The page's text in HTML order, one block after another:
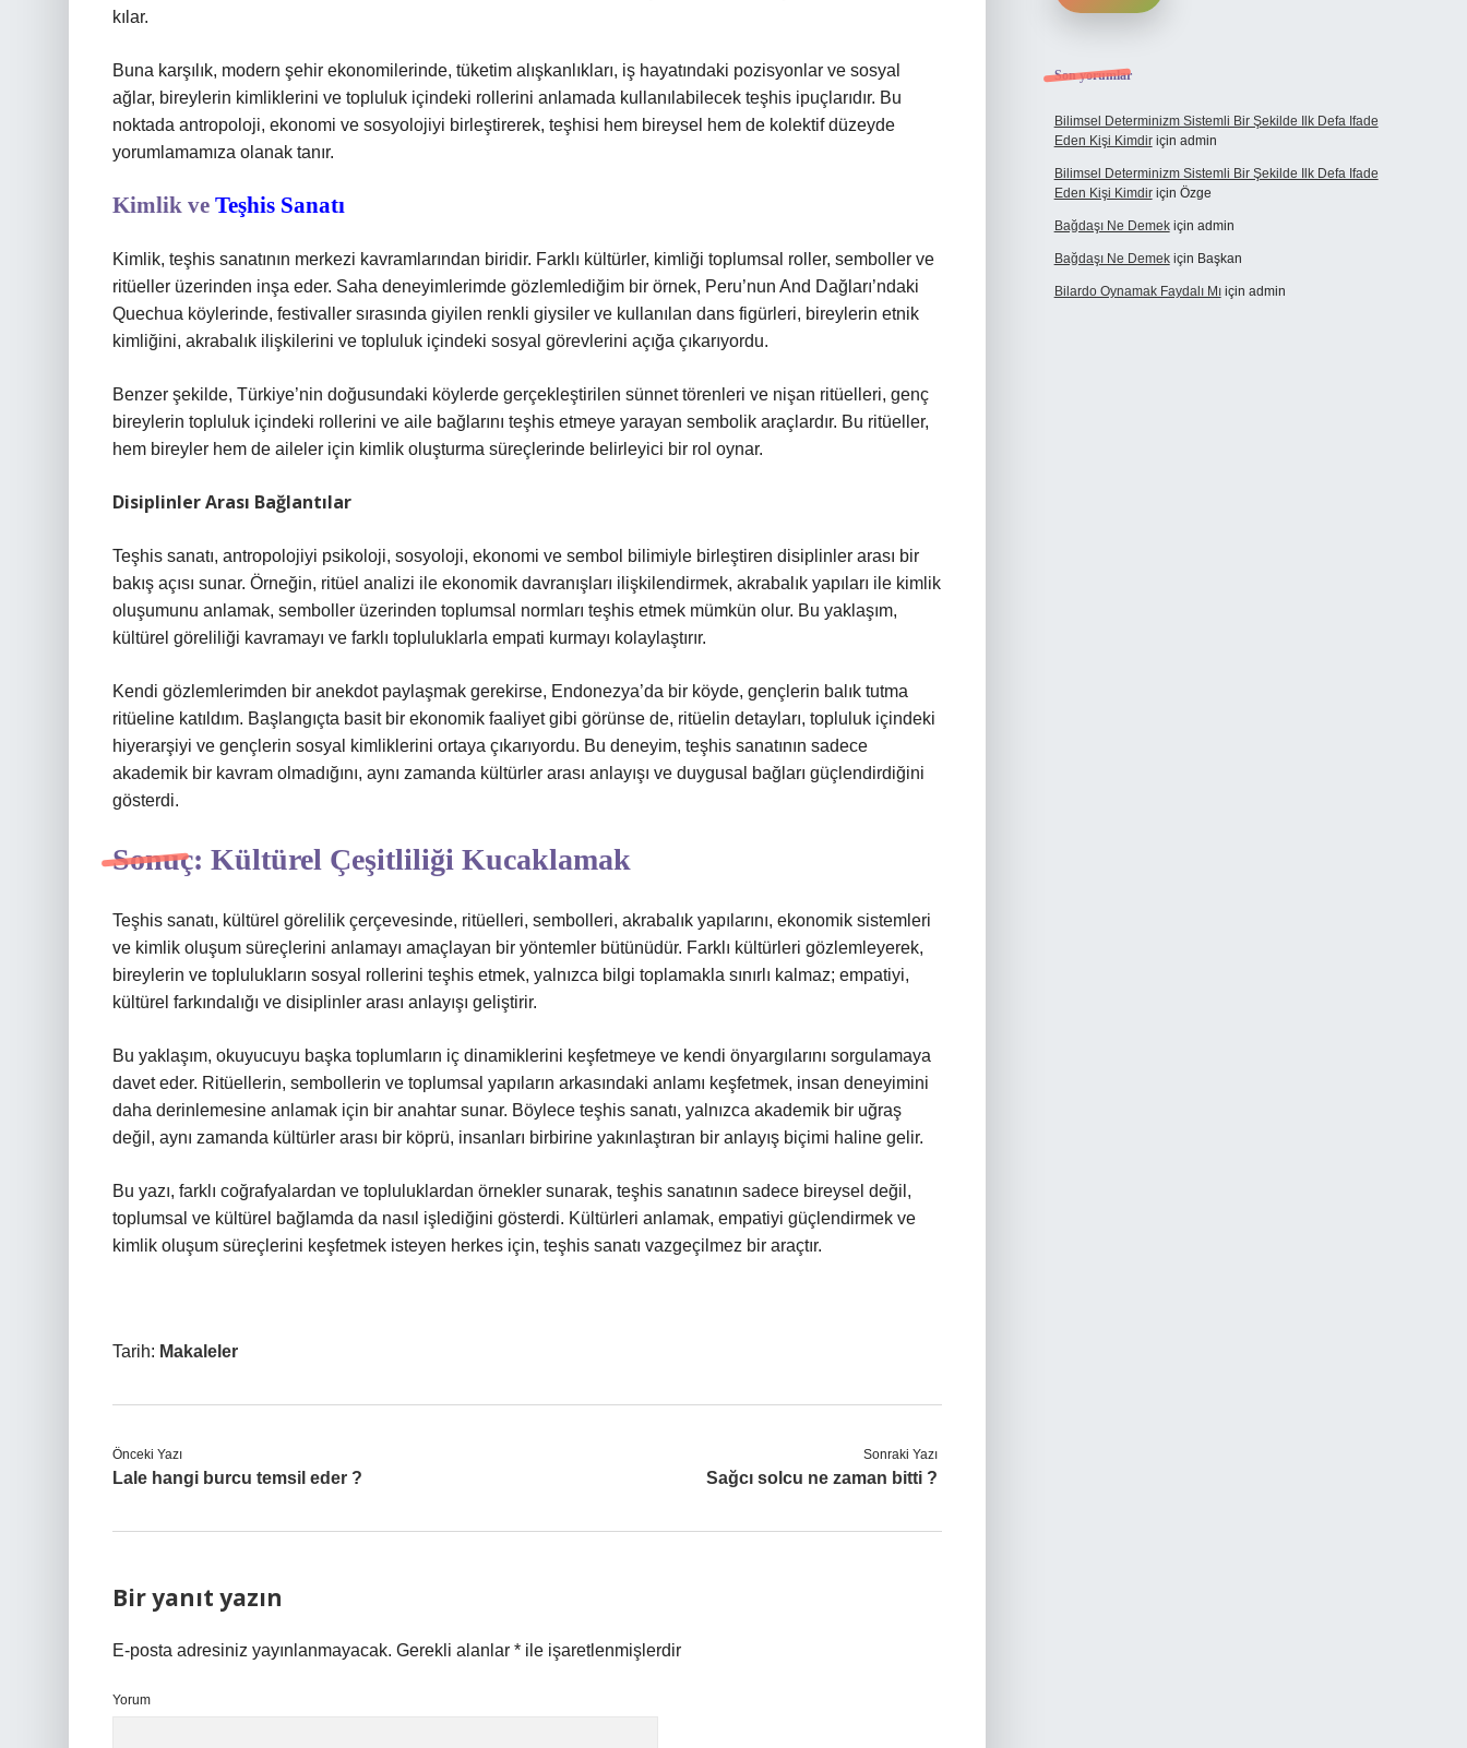
kılar.
Buna karşılık, modern şehir ekonomilerinde, tüketim alışkanlıkları, iş hayatındaki pozisyonlar ve sosyal
ağlar, bireylerin kimliklerini ve topluluk içindeki rollerini anlamada kullanılabilecek teşhis ipuçlarıdır. Bu
noktada antropoloji, ekonomi ve sosyolojiyi birleştirerek, teşhisi hem bireysel hem de kolektif düzeyde
yorumlamamıza olanak tanır.
Kimlik ve Teşhis Sanatı
Kimlik, teşhis sanatının merkezi kavramlarından biridir. Farklı kültürler, kimliği toplumsal roller, semboller ve
ritüeller üzerinden inşa eder. Saha deneyimlerimde gözlemlediğim bir örnek, Peru’nun And Dağları’ndaki
Quechua köylerinde, festivaller sırasında giyilen renkli giysiler ve kullanılan dans figürleri, bireylerin etnik
kimliğini, akrabalık ilişkilerini ve topluluk içindeki sosyal görevlerini açığa çıkarıyordu.
Benzer şekilde, Türkiye’nin doğusundaki köylerde gerçekleştirilen sünnet törenleri ve nişan ritüelleri, genç
bireylerin topluluk içindeki rollerini ve aile bağlarını teşhis etmeye yarayan sembolik araçlardır. Bu ritüeller,
hem bireyler hem de aileler için kimlik oluşturma süreçlerinde belirleyici bir rol oynar.
Disiplinler Arası Bağlantılar
Teşhis sanatı, antropolojiyi psikoloji, sosyoloji, ekonomi ve sembol bilimiyle birleştiren disiplinler arası bir
bakış açısı sunar. Örneğin, ritüel analizi ile ekonomik davranışları ilişkilendirmek, akrabalık yapıları ile kimlik
oluşumunu anlamak, semboller üzerinden toplumsal normları teşhis etmek mümkün olur. Bu yaklaşım,
kültürel göreliliği kavramayı ve farklı topluluklarla empati kurmayı kolaylaştırır.
Kendi gözlemlerimden bir anekdot paylaşmak gerekirse, Endonezya’da bir köyde, gençlerin balık tutma
ritüeline katıldım. Başlangıçta basit bir ekonomik faaliyet gibi görünse de, ritüelin detayları, topluluk içindeki
hiyerarşiyi ve gençlerin sosyal kimliklerini ortaya çıkarıyordu. Bu deneyim, teşhis sanatının sadece
akademik bir kavram olmadığını, aynı zamanda kültürler arası anlayışı ve duygusal bağları güçlendirdiğini
gösterdi.
Sonuç: Kültürel Çeşitliliği Kucaklamak
Teşhis sanatı, kültürel görelilik çerçevesinde, ritüelleri, sembolleri, akrabalık yapılarını, ekonomik sistemleri
ve kimlik oluşum süreçlerini anlamayı amaçlayan bir yöntemler bütünüdür. Farklı kültürleri gözlemleyerek,
bireylerin ve toplulukların sosyal rollerini teşhis etmek, yalnızca bilgi toplamakla sınırlı kalmaz; empatiyi,
kültürel farkındalığı ve disiplinler arası anlayışı geliştirir.
Bu yaklaşım, okuyucuyu başka toplumların iç dinamiklerini keşfetmeye ve kendi önyargılarını sorgulamaya
davet eder. Ritüellerin, sembollerin ve toplumsal yapıların arkasındaki anlamı keşfetmek, insan deneyimini
daha derinlemesine anlamak için bir anahtar sunar. Böylece teşhis sanatı, yalnızca akademik bir uğraş
değil, aynı zamanda kültürler arası bir köprü, insanları birbirine yakınlaştıran bir anlayış biçimi haline gelir.
Bu yazı, farklı coğrafyalardan ve topluluklardan örnekler sunarak, teşhis sanatının sadece bireysel değil,
toplumsal ve kültürel bağlamda da nasıl işlediğini gösterdi. Kültürleri anlamak, empatiyi güçlendirmek ve
kimlik oluşum süreçlerini keşfetmek isteyen herkes için, teşhis sanatı vazgeçilmez bir araçtır.
Tarih: Makaleler
Önceki Yazı
Lale hangi burcu temsil eder ?
Sonraki Yazı
Sağcı solcu ne zaman bitti ?
Bir yanıt yazın
E-posta adresiniz yayınlanmayacak. Gerekli alanlar * ile işaretlenmişlerdir
Yorum
Son yorumlar
Bilimsel Determinizm Sistemli Bir Şekilde Ilk Defa Ifade
Eden Kişi Kimdiriçin admin
Bilimsel Determinizm Sistemli Bir Şekilde Ilk Defa Ifade
Eden Kişi Kimdiriçin Özge
Bağdaşı Ne Demekiçin admin
Bağdaşı Ne Demekiçin Başkan
Bilardo Oynamak Faydalı Mıiçin admin